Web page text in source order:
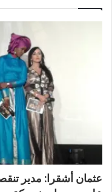
عثمان أشقرا: مدير